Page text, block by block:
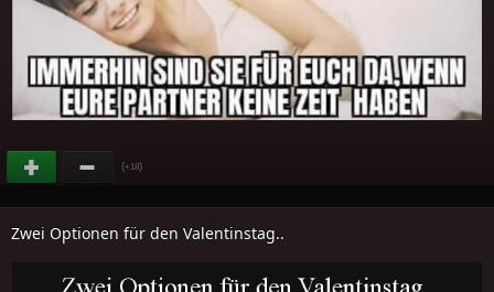
(+18)
Zwei Optionen für den Valentinstag..